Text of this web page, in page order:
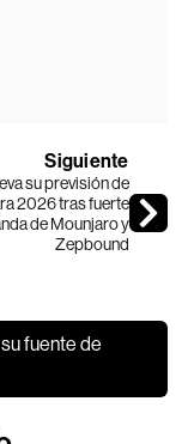
Siguiente
su previsión de
2026 tras fuerte
de Mounjaro y
Zepbound
fuente de